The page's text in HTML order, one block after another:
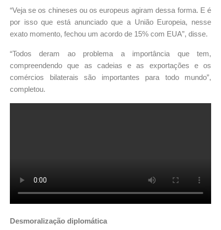
“Veja se os chineses ou os europeus agiram dessa forma. E é
por isso que está anunciado que a União Europeia, nesse
exato momento, fechou um acordo de 15% com EUA”, disse.
“Todos deram ao problema a importância que tem,
compreendendo que as cadeias e as exportações e os
comércios bilaterais são importantes para todo mundo”,
completou.
Desmoralização diplomática